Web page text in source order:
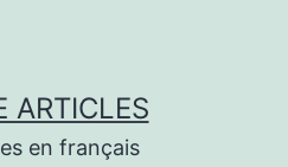
ARTICLES
en français